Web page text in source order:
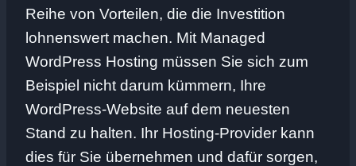
Reihe von Vorteilen, die die Investition
lohnenswert machen. Mit Managed
WordPress Hosting müssen Sie sich zum
Beispiel nicht darum kümmern, Ihre
WordPress-Website auf dem neuesten
Stand zu halten. Ihr Hosting-Provider kann
dies für Sie übernehmen und dafür sorgen,